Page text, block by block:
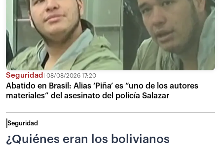
Seguridad 08/08/2026 17:20
Abatido en Brasil: Alias ‘Piña’ es “uno de los autores
materiales” del asesinato del policía Salazar
Seguridad
¿Quiénes eran los bolivianos